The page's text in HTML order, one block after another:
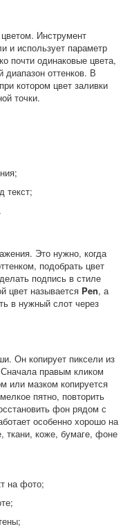
Инструмент
и использует параметр
почти одинаковые цвета,
оттенков. В
котором цвет заливки
точки.
текст;
Это нужно, когда
подобрать цвет
подпись в стиле
цвет называется Pen, а
в нужный слот через
Он копирует пиксели из
правым кликом
или мазком копируется
пятно, повторить
фон рядом с
особенно хорошо на
ткани, коже, бумаге, фоне
на фото;